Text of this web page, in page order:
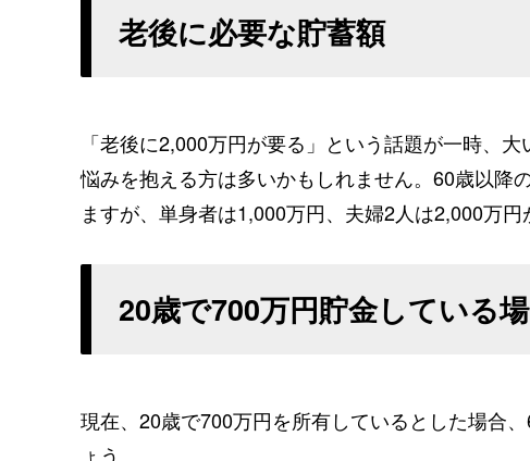
老後に必要な貯蓄額
「老後に2,000万円が要る」という話題が一時、
悩みを抱える方は多いかもしれません。60歳以降
ますが、単身者は1,000万円、夫婦2人は2,000万円
20歳で700万円貯金している
現在、20歳で700万円を所有しているとした場合
ょう。